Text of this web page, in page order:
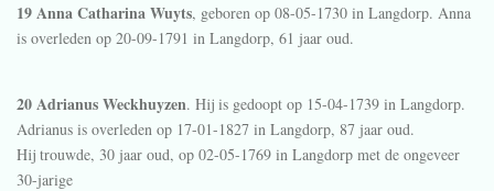
19 Anna Catharina Wuyts, geboren op 08-05-1730 in Langdorp. Anna
is overleden op 20-09-1791 in Langdorp, 61 jaar oud.
20 Adrianus Weckhuyzen. Hij is gedoopt op 15-04-1739 in Langdorp.
Adrianus is overleden op 17-01-1827 in Langdorp, 87 jaar oud.
Hij trouwde, 30 jaar oud, op 02-05-1769 in Langdorp met de ongeveer
30-jarige